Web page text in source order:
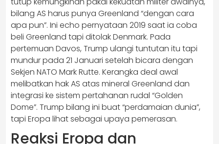
bilang AS harus punya Greenland “dengan cara
apa pun”. Ini echo pernyataan 2019 saat ia coba
beli Greenland tapi ditolak Denmark. Pada
pertemuan Davos, Trump ulangi tuntutan itu tapi
mundur pada 21 Januari setelah bicara dengan
Sekjen NATO Mark Rutte. Kerangka deal awal
melibatkan hak AS atas mineral Greenland dan
integrasi ke sistem pertahanan rudal “Golden
Dome”. Trump bilang ini buat “perdamaian dunia”,
tapi Eropa lihat sebagai upaya pemerasan.
Reaksi Eropa dan